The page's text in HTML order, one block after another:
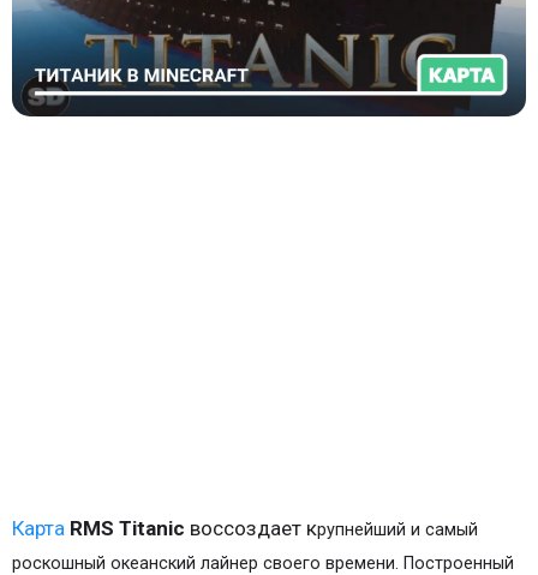
Карта RMS Titanic воссоздает крупнейший и самый
роскошный океанский лайнер своего времени. Построенный